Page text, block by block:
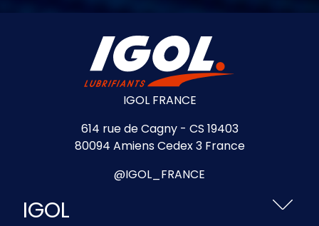
IGOL FRANCE
614 rue de Cagny - CS 19403
80094 Amiens Cedex 3 France
@IGOL_FRANCE
IGOL